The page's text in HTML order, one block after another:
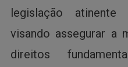
legislação atinente
visando assegurar a
direitos